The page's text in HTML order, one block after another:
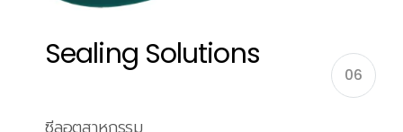
Sealing Solutions
06